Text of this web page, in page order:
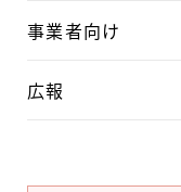
事業者向け
広報